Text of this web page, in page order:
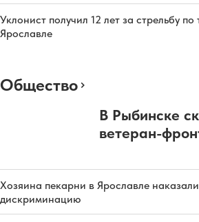
Уклонист получил 12 лет за стрельбу по
Ярославле
Общество
В Рыбинске
ветеран-
Хозяина пекарни в Ярославле
дискриминацию